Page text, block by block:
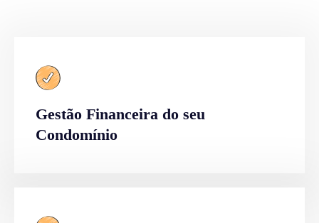
Gestão Financeira do seu
Condomínio